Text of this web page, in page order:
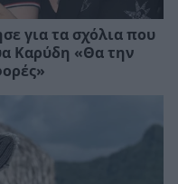
για τα σχόλια που
Καρύδη «Θα την